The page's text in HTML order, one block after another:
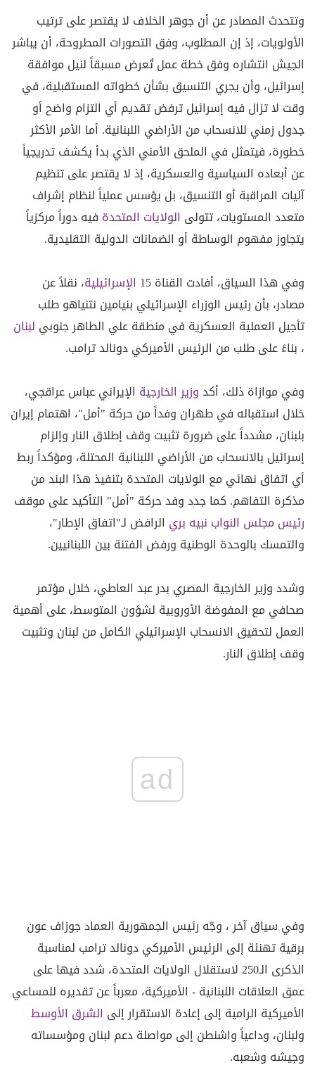
وتتحدث المصادر عن أن جوهر الخلاف لا يقتصر على ترتيب
الأولويات، إذ إن المطلوب، وفق التصورات المطروحة، أن يباشر
الجيش انتشاره وفق خطة عمل تُعرض مسبقاً لنيل موافقة
إسرائيل، وأن يجري التنسيق بشأن خطواته المستقبلية، في
وقت لا تزال فيه إسرائيل ترفض تقديم أي التزام واضح أو
جدول زمني للانسحاب من الأراضي اللبنانية. أما الأمر الأكثر
خطورة، فيتمثل في الملحق الأمني الذي بدأ يكشف تدريجياً
عن أبعاده السياسية والعسكرية، إذ لا يقتصر على تنظيم
آليات المراقبة أو التنسيق، بل يؤسس عملياً لنظام إشراف
متعدد المستويات، تتولى الولايات المتحدة فيه دوراً مركزياً
يتجاوز مفهوم الوساطة أو الضمانات الدولية التقليدية.
وفي هذا السياق، أفادت القناة 15
الإسرائيلية، نقلاً عن
مصادر، بأن رئيس الوزراء الإسرائيلي بنيامين نتنياهو طلب
تأجيل العملية العسكرية في منطقة علي الطاهر جنوبي لبنان
، بناءً على طلب من الرئيس الأميركي دونالد ترامب.
وفي موازاة ذلك، أكدوزير الخارجية الإيراني عباس عراقجي،
خلال استقباله في طهران وفداً من حركة "أمل"، اهتمام إيران
بلبنان، مشدداً على ضرورة تثبيت وقف إطلاق النار وإلزام
إسرائيل بالانسحاب من الأراضي اللبنانية المحتلة، ومؤكداً ربط
أي اتفاق نهائي مع الولايات المتحدة بتنفيذ هذا البند من
مذكرة التفاهم. كما جدد وفد حركة "أمل" التأكيد على موقف
رئيس مجلس النواب نبيه بري الرافض لـ"اتفاق الإطار"،
والتمسك بالوحدة الوطنية ورفض الفتنة بين اللبنانيين.
وشدد وزير الخارجية المصري بدر عبد العاطي، خلال مؤتمر
صحافي مع المفوضة الأوروبية لشؤون المتوسط، على أهمية
العمل لتحقيق الانسحاب الإسرائيلي الكامل من لبنان وتثبيت
وقف إطلاق النار.
ad
وفي سياق آخر ، وجّه رئيس الجمهورية العماد جوزاف عون
برقية تهنئة إلى الرئيس الأميركي دونالد ترامب لمناسبة
الذكرى الـ250 لاستقلال الولايات المتحدة، شدد فيها على
عمق العلاقات اللبنانية - الأميركية، معرباً عن تقديره للمساعي
الأميركية الرامية إلى إعادة الاستقرار إلى الشرق الأوسط
ولبنان، وداعياً واشنطن إلى مواصلة دعم لبنان ومؤسساته
وجيشه وشعبه.